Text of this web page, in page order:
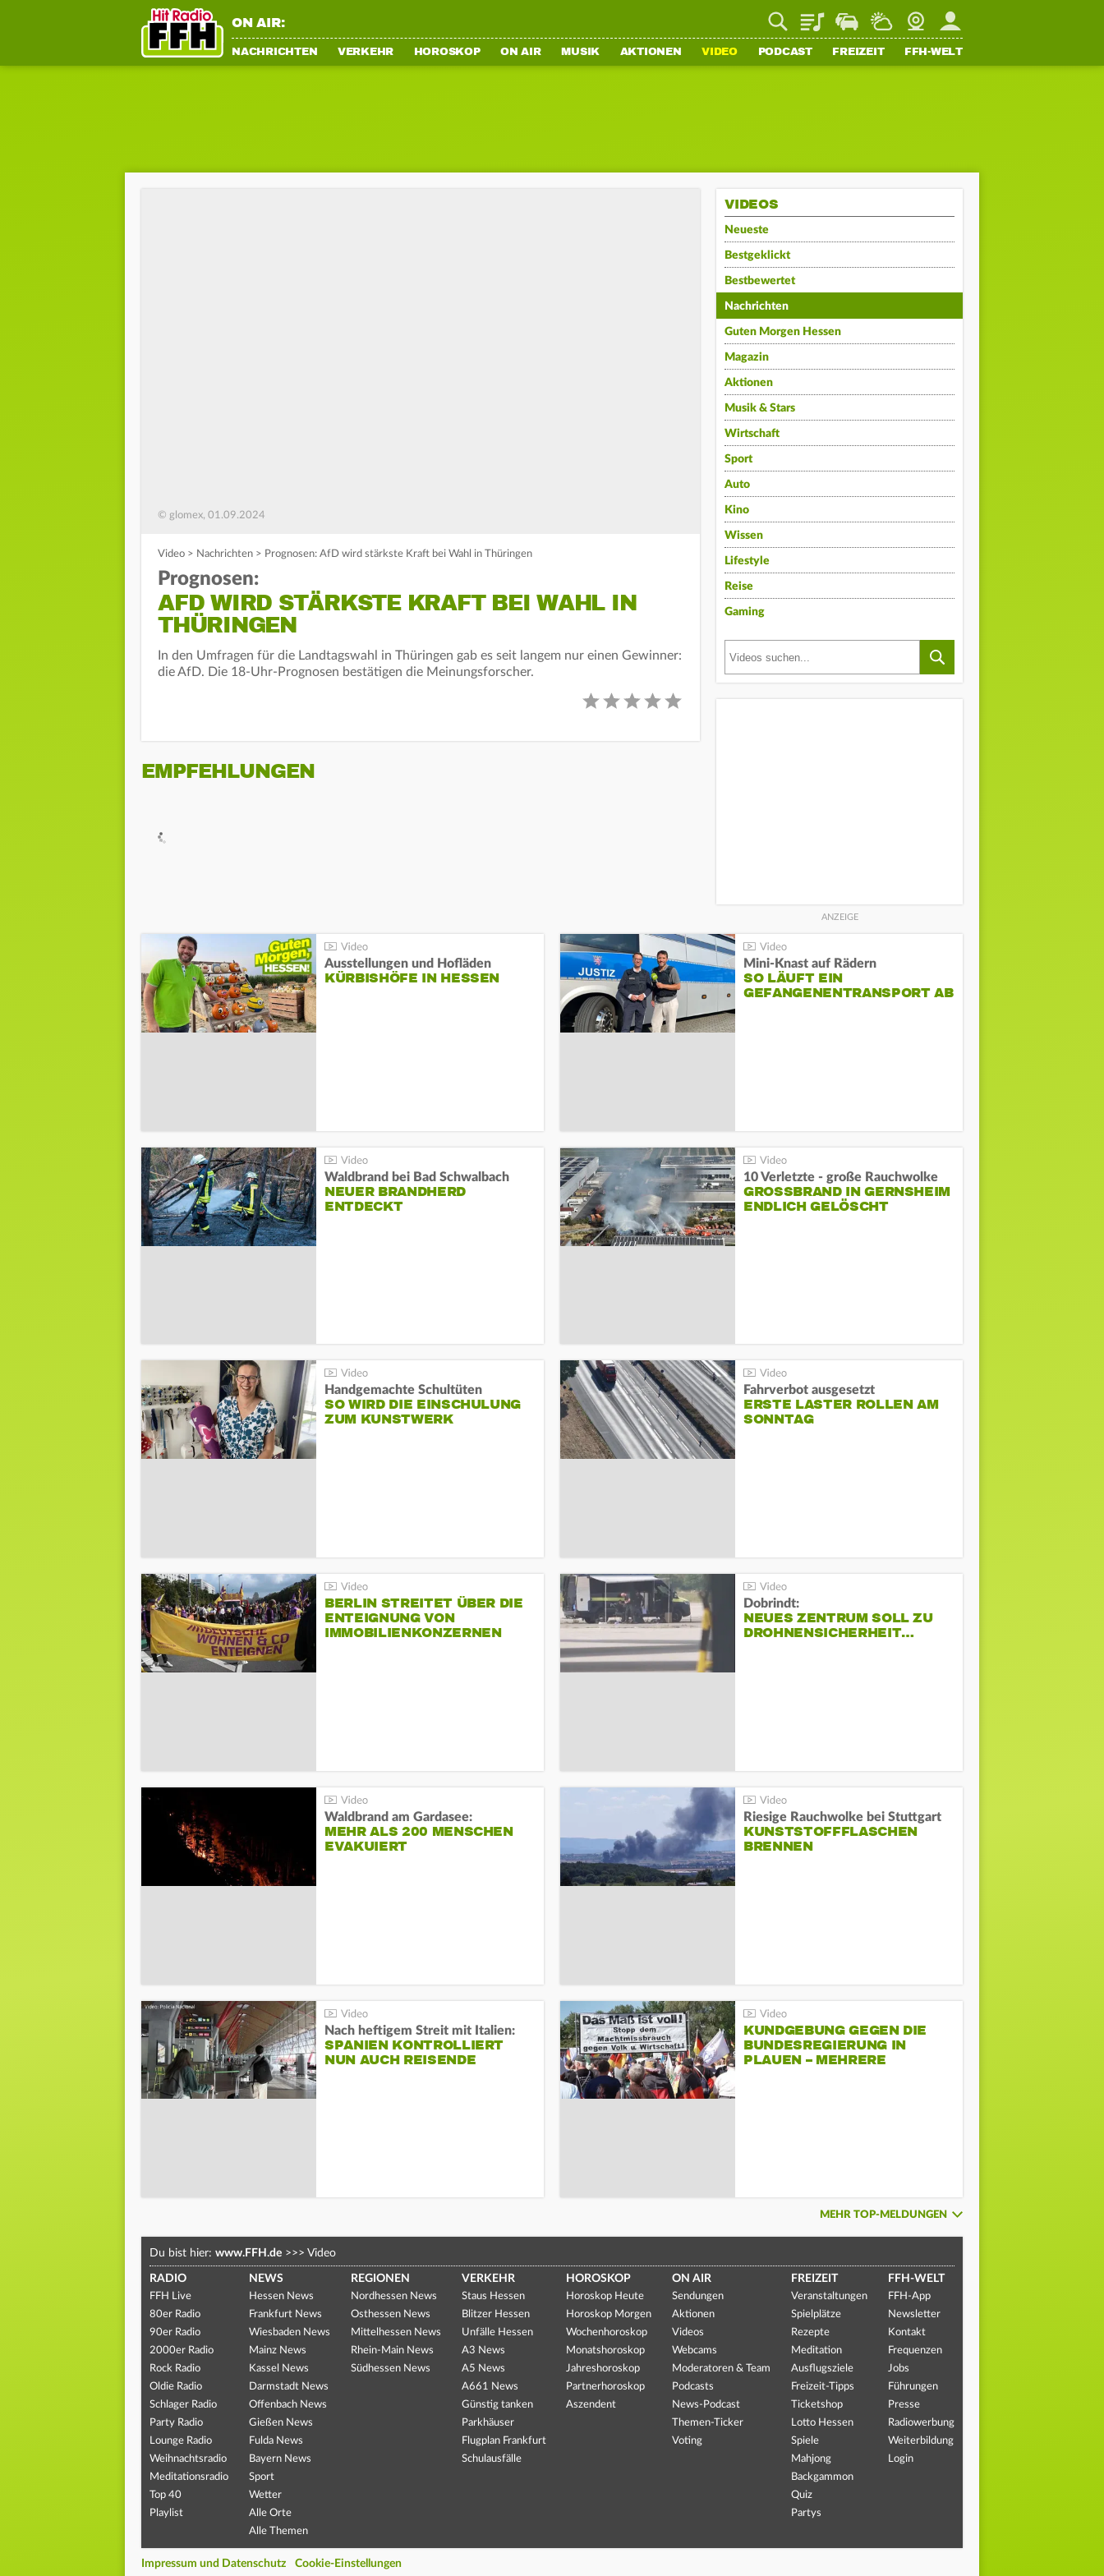
ON AIR: PlaylistStaupilotWetterWebcamMein FFH
NACHRICHTEN VERKEHR HOROSKOP ON AIR MUSIK AKTIONEN VIDEO PODCAST FREIZEIT FFH-WELT
© glomex, 01.09.2024
Video > Nachrichten > Prognosen: AfD wird stärkste Kraft bei Wahl in Thüringen
Prognosen:
AFD WIRD STÄRKSTE KRAFT BEI WAHL IN
THÜRINGEN
In den Umfragen für die Landtagswahl in Thüringen gab es seit langem nur einen Gewinner:
die AfD. Die 18-Uhr-Prognosen bestätigen die Meinungsforscher.
EMPFEHLUNGEN
VIDEOS
Neueste
Bestgeklickt
Bestbewertet
Nachrichten
Guten Morgen Hessen
Magazin
Aktionen
Musik & Stars
Wirtschaft
Sport
Auto
Kino
Wissen
Lifestyle
Reise
Gaming
Ausstellungen und Hofläden
KÜRBISHÖFE IN HESSEN
Mini-Knast auf Rädern
SO LÄUFT EIN
GEFANGENENTRANSPORT AB
Waldbrand bei Bad Schwalbach
NEUER BRANDHERD
ENTDECKT
10 Verletzte - große Rauchwolke
GROSSBRAND IN GERNSHEIM E
NDLICH GELÖSCHT
Handgemachte Schultüten
SO WIRD DIE EINSCHULUNG
ZUM KUNSTWERK
Fahrverbot ausgesetzt
ERSTE LASTER ROLLEN AM
SONNTAG
BERLIN STREITET ÜBER DIE
ENTEIGNUNG VON
IMMOBILIENKONZERNEN
Dobrindt:
NEUES ZENTRUM SOLL ZU
DROHNENSICHERHEIT…
Waldbrand am Gardasee:
MEHR ALS 200 MENSCHEN
EVAKUIERT
Riesige Rauchwolke bei Stuttgart
KUNSTSTOFFFLASCHEN
BRENNEN
Nach heftigem Streit mit Italien:
SPANIEN KONTROLLIERT
NUN AUCH REISENDE
KUNDGEBUNG GEGEN DIE
BUNDESREGIERUNG IN
PLAUEN – MEHRERE
MEHR TOP-MELDUNGEN
Du bist hier: www.FFH.de >>> Video
RADIO
FFH Live
80er Radio
90er Radio
2000er Radio
Rock Radio
Oldie Radio
Schlager Radio
Party Radio
Lounge Radio
Weihnachtsradio
Meditationsradio
Top 40
Playlist
NEWS
Hessen News
Frankfurt News
Wiesbaden News
Mainz News
Kassel News
Darmstadt News
Offenbach News
Gießen News
Fulda News
Bayern News
Sport
Wetter
Alle Orte
Alle Themen
REGIONEN
Nordhessen News
Osthessen News
Mittelhessen News
Rhein-Main News
Südhessen News
VERKEHR
Staus Hessen
Blitzer Hessen
Unfälle Hessen
A3 News
A5 News
A661 News
Günstig tanken
Parkhäuser
Flugplan Frankfurt
Schulausfälle
HOROSKOP
Horoskop Heute
Horoskop Morgen
Wochenhoroskop
Monatshoroskop
Jahreshoroskop
Partnerhoroskop
Aszendent
ON AIR
Sendungen
Aktionen
Videos
Webcams
Moderatoren & Team
Podcasts
News-Podcast
Themen-Ticker
Voting
FREIZEIT
Veranstaltungen
Spielplätze
Rezepte
Meditation
Ausflugsziele
Freizeit-Tipps
Ticketshop
Lotto Hessen
Spiele
Mahjong
Backgammon
Quiz
Partys
FFH-WELT
FFH-App
Newsletter
Kontakt
Frequenzen
Jobs
Führungen
Presse
Radiowerbung
Weiterbildung
Login
Impressum und Datenschutz Cookie-Einstellungen